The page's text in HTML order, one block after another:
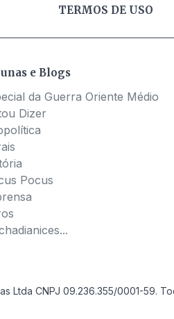
TERMOS DE USO
e Blogs
da Guerra Oriente Médio
Dizer
Pocus
Ltda CNPJ 09.236.355/0001-59.